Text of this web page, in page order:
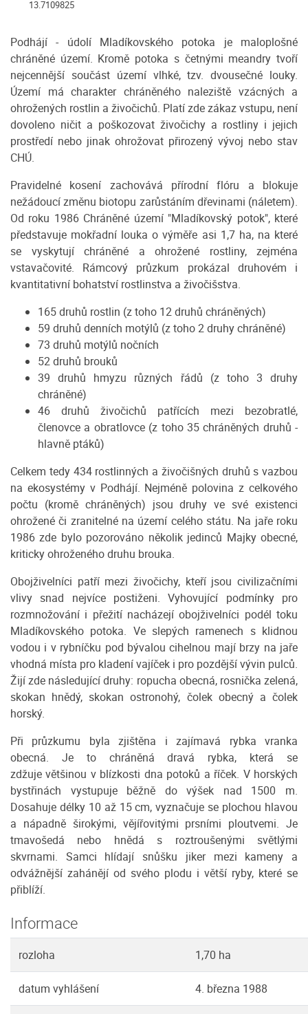
13.7109825
Podhájí - údolí Mladíkovského potoka je maloplošné
chráněné území. Kromě potoka s četnými meandry tvoří
nejcennější součást území vlhké, tzv. dvousečné louky.
Území má charakter chráněného naleziště vzácných a
ohrožených rostlin a živočichů. Platí zde zákaz vstupu, není
dovoleno ničit a poškozovat živočichy a rostliny i jejich
prostředí nebo jinak ohrožovat přirozený vývoj nebo stav
CHÚ.
Pravidelné kosení zachovává přírodní flóru a blokuje
nežádoucí změnu biotopu zarůstáním dřevinami (náletem).
Od roku 1986 Chráněné území "Mladíkovský potok", které
představuje mokřadní louka o výměře asi 1,7 ha, na které
se vyskytují chráněné a ohrožené rostliny, zejména
vstavačovité. Rámcový průzkum prokázal druhovém i
kvantitativní bohatství rostlinstva a živočišstva.
165 druhů rostlin (z toho 12 druhů chráněných)
59 druhů denních motýlů (z toho 2 druhy chráněné)
73 druhů motýlů nočních
52 druhů brouků
39 druhů hmyzu různých řádů (z toho 3 druhy
chráněné)
46 druhů živočichů patřících mezi bezobratlé,
členovce a obratlovce (z toho 35 chráněných druhů -
hlavně ptáků)
Celkem tedy 434 rostlinných a živočišných druhů s vazbou
na ekosystémy v Podhájí. Nejméně polovina z celkového
počtu (kromě chráněných) jsou druhy ve své existenci
ohrožené či zranitelné na území celého státu. Na jaře roku
1986 zde bylo pozorováno několik jedinců Majky obecné,
kriticky ohroženého druhu brouka.
Obojživelníci patří mezi živočichy, kteří jsou civilizačními
vlivy snad nejvíce postiženi. Vyhovující podmínky pro
rozmnožování i přežití nacházejí obojživelníci podél toku
Mladíkovského potoka. Ve slepých ramenech s klidnou
vodou i v rybníčku pod bývalou cihelnou mají brzy na jaře
vhodná místa pro kladení vajíček i pro pozdější vývin pulců.
Žijí zde následující druhy: ropucha obecná, rosnička zelená,
skokan hnědý, skokan ostronohý, čolek obecný a čolek
horský.
Při průzkumu byla zjištěna i zajímavá rybka vranka
obecná. Je to chráněná dravá rybka, která se
zdžuje většinou v blízkosti dna potoků a říček. V horských
bystřinách vystupuje běžně do výšek nad 1500 m.
Dosahuje délky 10 až 15 cm, vyznačuje se plochou hlavou
a nápadně širokými, vějířovitými prsními ploutvemi. Je
tmavošedá nebo hnědá s roztroušenými světlými
skvrnami. Samci hlídají snůšku jiker mezi kameny a
odvážnější zahánějí od svého plodu i větší ryby, které se
přiblíží.
Informace
rozloha 1,70 ha
datum vyhlášení 4. března 1988